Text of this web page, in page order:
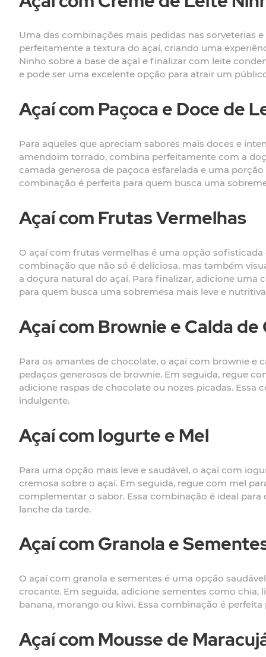
Uma das combinações mais pedidas nas sorveterias
perfeitamente a textura do açaí, criando uma
Ninho sobre a base de açaí e finalizar com leite
e pode ser uma excelente opção para atrair um
Açaí com Paçoca e Doce de
Para aqueles que apreciam sabores mais doces e
amendoim torrado, combina perfeitamente com a
camada generosa de paçoca esfarelada e uma
combinação é perfeita para quem busca uma
Açaí com Frutas Vermelhas
O açaí com frutas vermelhas é uma opção
combinação que não só é deliciosa, mas também
a doçura natural do açaí. Para finalizar, adicione uma
para quem busca uma sobremesa mais leve e
Açaí com Brownie e Calda
Para os amantes de chocolate, o açaí com brownie e
pedaços generosos de brownie. Em seguida, regue
adicione raspas de chocolate ou nozes picadas.
indulgente.
Açaí com Iogurte e Mel
Para uma opção mais leve e saudável, o açaí com
cremosa sobre o açaí. Em seguida, regue com mel
complementar o sabor. Essa combinação é ideal
lanche da tarde.
Açaí com Granola e
O açaí com granola e sementes é uma opção
crocante. Em seguida, adicione sementes como
banana, morango ou kiwi. Essa combinação é
Açaí com Mousse de